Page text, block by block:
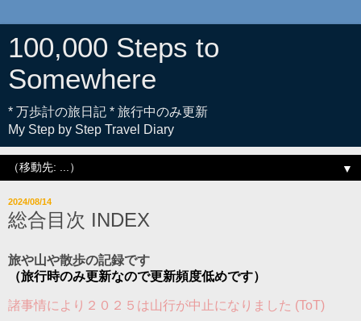
100,000 Steps to
Somewhere
* 万歩計の旅日記 * 旅行中のみ更新
My Step by Step Travel Diary
▼
2024/08/14
総合目次 INDEX
旅や山や散歩の記録です
（旅行時のみ更新なので更新頻度低めです）
諸事情により２０２５は山行が中止になりました (ToT)